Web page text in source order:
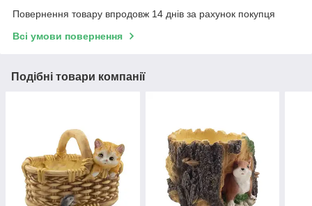
Повернення товару впродовж 14 днів за рахунок покупця
Всі умови повернення
Подібні товари компанії